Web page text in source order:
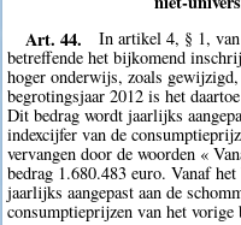
Art. 44.
In artikel 4, § 1,
betreffende het bijkomend
hoger onderwijs, zoals
begrotingsjaar 2012 is het
Dit bedrag wordt jaarlijks
indexcijfer van de
vervangen door de woorden «
bedrag 1.680.483 euro. Vanaf
jaarlijks aangepast aan de
consumptieprijzen van het vorige